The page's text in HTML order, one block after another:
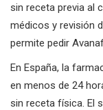
sin receta previa al
médicos y revisión
permite pedir
En España, la
en menos de 24
sin receta física. El